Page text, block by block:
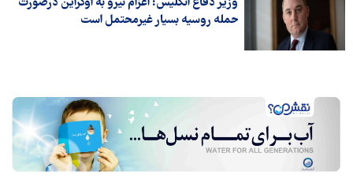
وزیر دفاع انگلیس: اعزام نیرو به اوکراین درصورت
حمله روسیه بسیار غیرمحتمل است